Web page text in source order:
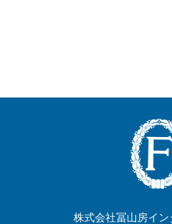
株式会社冨山房イ